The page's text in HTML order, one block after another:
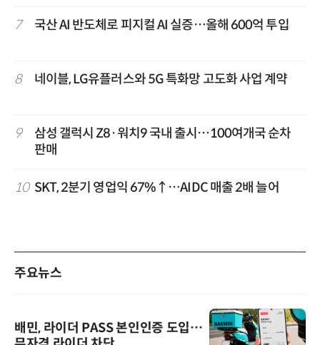
7 국산 AI 반도체로 피지컬 AI 실증…올해 600억 투입
8 네이블, LG유플러스와 5G 특화망 고도화 사업 계약
9
삼성 갤럭시 Z8·워치9 국내 출시…100여개국 순차
판매
10 SKT, 2분기 영업익 67%↑…AIDC 매출 2배 늘어
주요뉴스
배민, 라이더 PASS 본인인증 도입…